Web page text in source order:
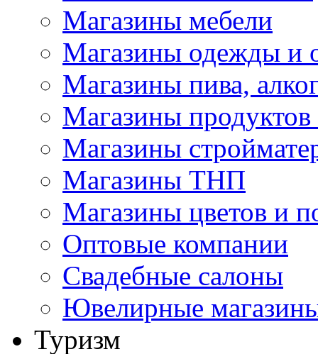
Магазины мебели
Магазины одежды и
Магазины пива,
Магазины продуктов
Магазины
Магазины ТНП
Магазины цветов и
Оптовые компании
Свадебные салоны
Ювелирные
Туризм